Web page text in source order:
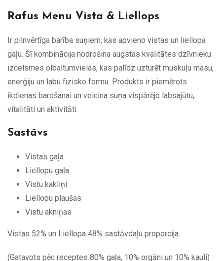
Rafus Menu Vista & Liellops
Ir pilnvērtīga barība suņiem, kas apvieno vistas un liellopa
gaļu. Šī kombinācija nodrošina augstas kvalitātes dzīvnieku
izcelsmes olbaltumvielas, kas palīdz uzturēt muskuļu masu,
enerģiju un labu fizisko formu. Produkts ir piemērots
ikdienas barošanai un veicina suņa vispārējo labsajūtu,
vitalitāti un aktivitāti.
Sastāvs
Vistas gaļa
Liellopu gaļa
Vistu kakliņi
Liellopu plaušas
Vistu akniņas
Vistas 52% un Liellopa 48% sastāvdaļu proporcija.
(Gatavots pēc receptes 80% gaļa, 10% orgāni un 10% kauli)